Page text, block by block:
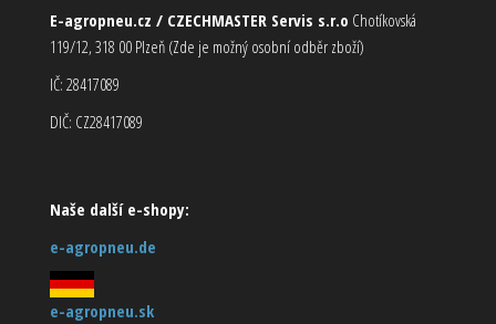
E-agropneu.cz / CZECHMASTER Servis s.r.o Chotíkovská
119/12, 318 00 Plzeň (Zde je možný osobní odběr zboží)
IČ: 28417089
DIČ: CZ28417089
Naše další e-shopy:
e-agropneu.de
e-agropneu.sk